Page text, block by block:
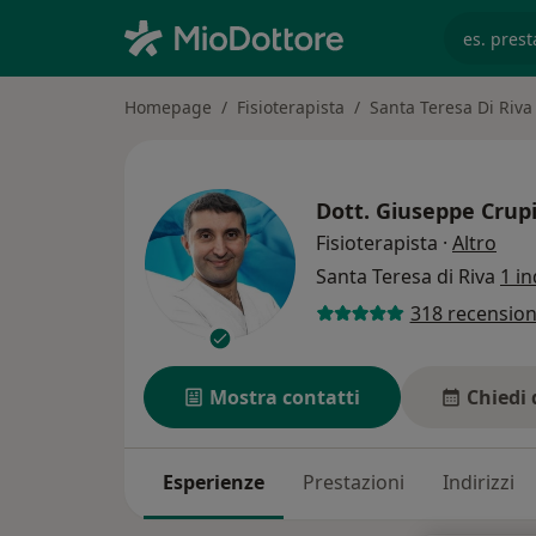
Homepage Fisioterapista Santa Teresa Di Riva
Dott. Giuseppe Crupi
Fisioterapista · Altro
Santa Teresa di Riva 1
318
Mostra contatti Chiedi
Esperienze Prestazioni Indirizzi